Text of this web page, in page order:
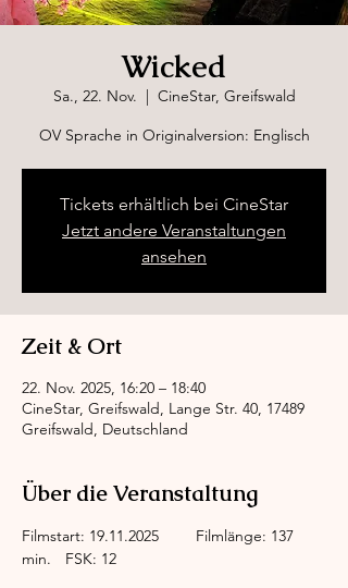
Wicked
Sa., 22. Nov.
  |
CineStar, Greifswald
OV Sprache in Originalversion: Englisch
Tickets erhältlich bei CineStar
Jetzt andere Veranstaltungen
ansehen
Zeit & Ort
22. Nov. 2025, 16:20 – 18:40
CineStar, Greifswald, Lange Str. 40, 17489
Greifswald, Deutschland
Über die Veranstaltung
Filmstart: 19.11.2025	Filmlänge: 137
min.	FSK: 12